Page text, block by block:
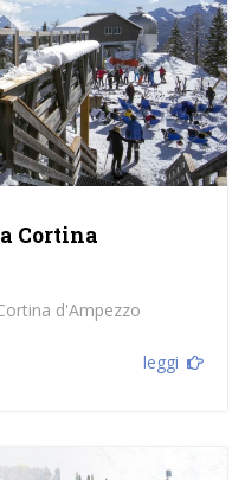
Cortina
d'Ampezzo
leggi